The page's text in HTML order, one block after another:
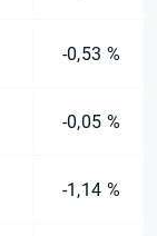
-0,53 %
-0,05 %
-1,14 %